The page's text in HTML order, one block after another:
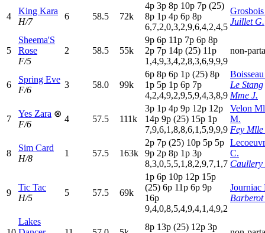
4
King Kara
H/7
6 58.5 72k
4p 3p 8p 10p 7p (25)
8p 1p 4p 6p 8p
6,7,2,0,3,2,9,6,4,2,4,5
Juillet G.
5
Sheema'S
Rose
F/5
2 58.5 55k
9p 6p 11p 7p 6p 8p
2p 7p 14p (25) 11p
1,4,9,3,4,2,8,3,6,9,9,9
non-
6
Spring Eve
F/6
3 58.0 99k
6p 8p 6p 1p (25) 8p
1p 5p 1p 6p 7p
4,2,4,9,2,9,5,9,4,3,8,9
Le Stang
Mme J.
7
Yes Zara ⊗
F/6
4 57.5 111k
3p 1p 4p 9p 12p 12p
14p 9p (25) 15p 1p
7,9,6,1,8,8,6,1,5,9,9,9
Velon
M.
Fey
8
Sim Card
H/8
1 57.5 163k
2p 7p (25) 10p 5p 5p
9p 2p 8p 1p 3p
8,3,0,5,5,1,8,2,9,7,1,7
C.
Caullery
9
Tic Tac
H/5
5 57.5 69k
1p 6p 10p 12p 15p
(25) 6p 11p 6p 9p
16p
9,4,0,8,5,4,9,4,1,4,9,2
Journiac
Barberot
Lakes
8p 13p (25) 12p 3p